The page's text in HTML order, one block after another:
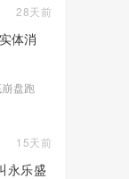
28天前
体消
盘跑
15天前
永乐盛